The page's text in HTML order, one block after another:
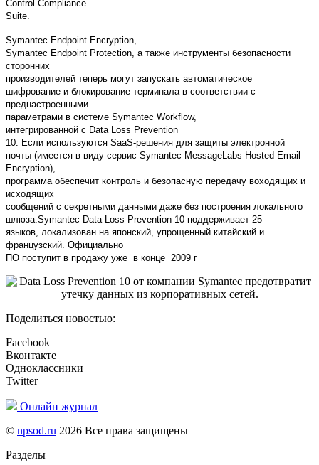
Control Compliance
Suite.
Symantec Endpoint Encryption,
Symantec Endpoint Protection, а также инструменты безопасности
сторонних
производителей теперь могут запускать автоматическое
шифрование и блокирование терминала в соответствии с
преднастроенными
параметрами в системе Symantec Workflow,
интегрированной с Data Loss Prevention
10. Если используются SaaS-решения для защиты электронной
почты (имеется в виду сервис Symantec MessageLabs Hosted Email
Encryption),
программа обеспечит контроль и безопасную передачу воходящих и
исходящих
сообщений с секретными данными даже без построения локального
шлюза.Symantec Data Loss Prevention 10 поддерживает 25
языков, локализован на японский, упрощенный китайский и
французский. Официально
ПО поступит в продажу уже в конце 2009 г
Поделиться новостью:
Facebook
Вконтакте
Одноклассники
Twitter
Онлайн журнал
© npsod.ru 2026 Все права защищены
Разделы